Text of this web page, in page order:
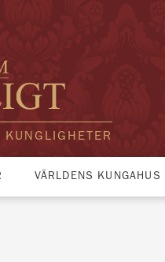
VÄRLDENS KUNGAHUS